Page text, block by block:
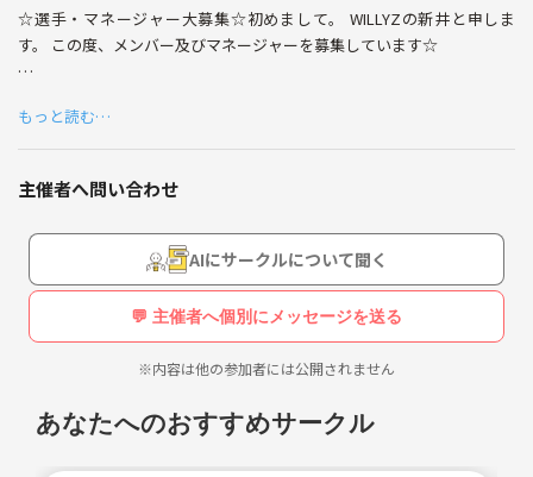
☆選手・マネージャー大募集☆初めまして。 WILLYZの新井と申しま
す。 この度、メンバー及びマネージャーを募集しています☆
・真剣に野球に取り組める方
・連絡がしっかりとれる方
・仲間が欲しい方
・最低限の礼儀が備わっている方
・出席率がなるべく良い方
・飲み会等の行事ごとが大好きな方
・年会費をちゃんと払える方
・野球がとにかく好きな方
男女問わず気になった方は、気軽に連絡お待ちしております★
チーム名：WILLYZ（ウィリーズ）
参加リーグ：関東草野球連盟3部
もっと読む…
主催者へ問い合わせ
AIにサークルについて聞く
💬 主催者へ個別にメッセージを送る
※内容は他の参加者には公開されません
あなたへのおすすめサークル